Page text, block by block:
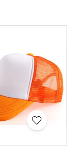
。選擇香港
構在各類活動